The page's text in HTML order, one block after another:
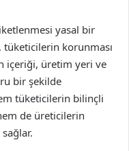
yasal bir
korunması
içeriği, üretim yeri ve
bir şekilde
tüketicilerin bilinçli
de üreticilerin